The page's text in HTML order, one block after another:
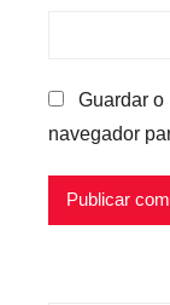
Guardar o
navegador